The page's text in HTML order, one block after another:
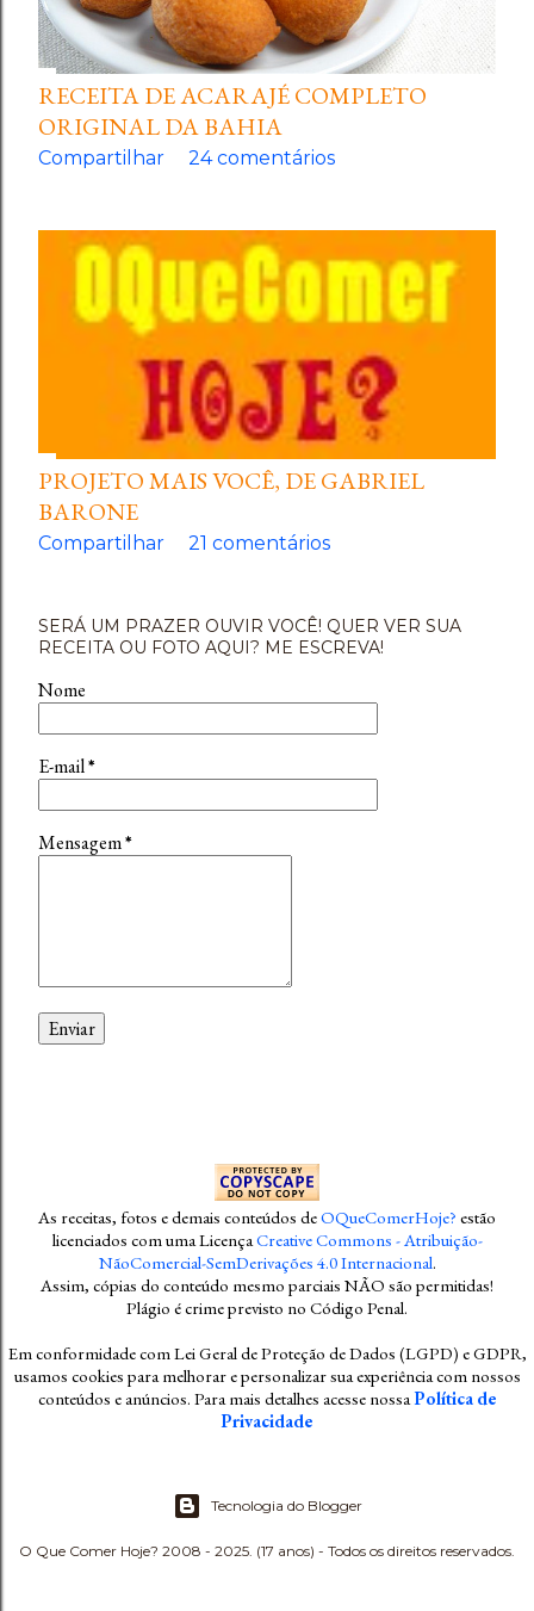
RECEITA DE ACARAJÉ COMPLETO
ORIGINAL DA BAHIA
Compartilhar 24 comentários
PROJETO MAIS VOCÊ, DE GABRIEL
BARONE
Compartilhar 21 comentários
SERÁ UM PRAZER OUVIR VOCÊ! QUER VER SUA
RECEITA OU FOTO AQUI? ME ESCREVA!
Nome
E-mail*
Mensagem*
As receitas, fotos e demais conteúdos deOQueComerHoje? estão
licenciados com uma LicençaCreative Commons - Atribuição-
NãoComercial-SemDerivações 4.0 Internacional.
Assim, cópias do conteúdo mesmo parciais NÃO são permitidas!
Plágio é crime previsto no Código Penal.
Em conformidade com Lei Geral de Proteção de Dados (LGPD) e GDPR,
usamos cookies para melhorar e personalizar sua experiência com nossos
conteúdos e anúncios. Para mais detalhes acesse nossaPolítica de
Privacidade
Tecnologia do Blogger
O Que Comer Hoje? 2008 - 2025. (17 anos) - Todos os direitos reservados.